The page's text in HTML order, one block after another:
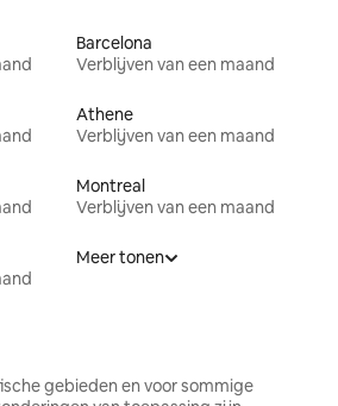
Barcelona
Verblijven van een maand
Athene
Verblijven van een maand
Montreal
Verblijven van een maand
Meer tonen
gebieden en voor sommige